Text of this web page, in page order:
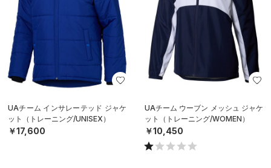
UAチーム インサレーテッド ジャケ
ット（トレーニング/UNISEX）
￥17,600
UAチーム ウーブン メッシュ ジャケ
ット（トレーニング/WOMEN）
￥10,450